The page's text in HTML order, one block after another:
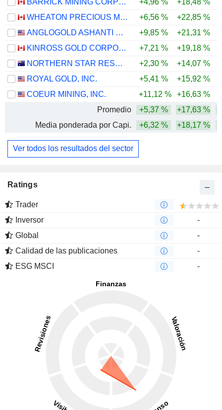
WHEATON PRECIOUS METALS CORP.
+6,56 % +22,85 %
ANGLOGOLD ASHANTI PLC
+9,85 % +21,31 %
KINROSS GOLD CORPORATION
+7,21 % +19,18 %
NORTHERN STAR RESOURCES LIMITED
+2,30 % +14,07 %
ROYAL GOLD, INC.
+5,41 % +15,92 %
COEUR MINING, INC.
+11,12 % +16,63 %
Promedio
+5,37 % +17,63 %
Media ponderada por Capi.
+6,32 % +18,17 %
Ver todos los resultados del sector
Ratings
Trader
Inversor
-
Global
-
Calidad de las publicaciones
-
ESG MSCI
-